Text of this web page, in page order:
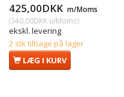
425,00DKK m/Moms
(340,00DKK u/Moms)
ekskl. levering
2 stk tilbage på lager
LÆG I KURV